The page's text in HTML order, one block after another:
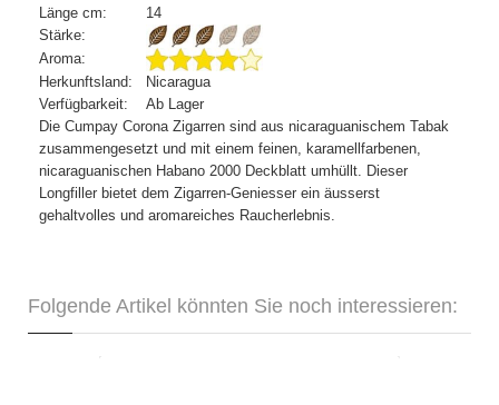
Länge cm:
14
Stärke:
Aroma:
Herkunftsland:
Nicaragua
Verfügbarkeit:
Ab Lager
Die Cumpay Corona Zigarren sind aus nicaraguanischem Tabak
zusammengesetzt und mit einem feinen, karamellfarbenen,
nicaraguanischen Habano 2000 Deckblatt umhüllt. Dieser
Longfiller bietet dem Zigarren-Geniesser ein äusserst
gehaltvolles und aromareiches Raucherlebnis.
Folgende Artikel könnten Sie noch interessieren: